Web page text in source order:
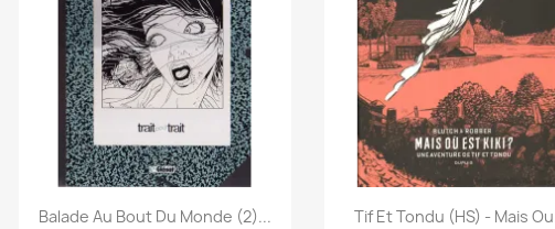
Quick view
Balade Au Bout Du Monde (2)... Quick view
Tif Et Tondu (HS) - Mais